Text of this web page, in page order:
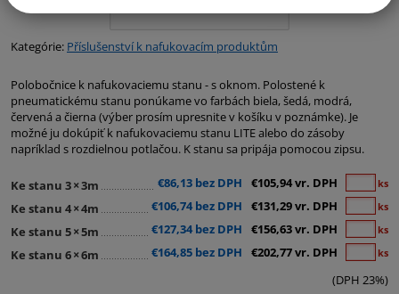
Kategórie: Příslušenství k nafukovacím produktům
Polobočnice k nafukovaciemu stanu - s oknom. Polostené k
pneumatickému stanu ponúkame vo farbách biela, šedá, modrá,
červená a čierna (výber prosím upresnite v košíku v poznámke). Je
možné ju dokúpiť k nafukovaciemu stanu LITE alebo do zásoby
napríklad s rozdielnou potlačou. K stanu sa pripája pomocou zipsu.
Ke stanu 3×3m €86,13 bez DPH €105,94 vr. DPH ks
Ke stanu 4×4m €106,74 bez DPH €131,29 vr. DPH ks
Ke stanu 5×5m €127,34 bez DPH €156,63 vr. DPH ks
Ke stanu 6×6m €164,85 bez DPH €202,77 vr. DPH ks
(DPH 23%)